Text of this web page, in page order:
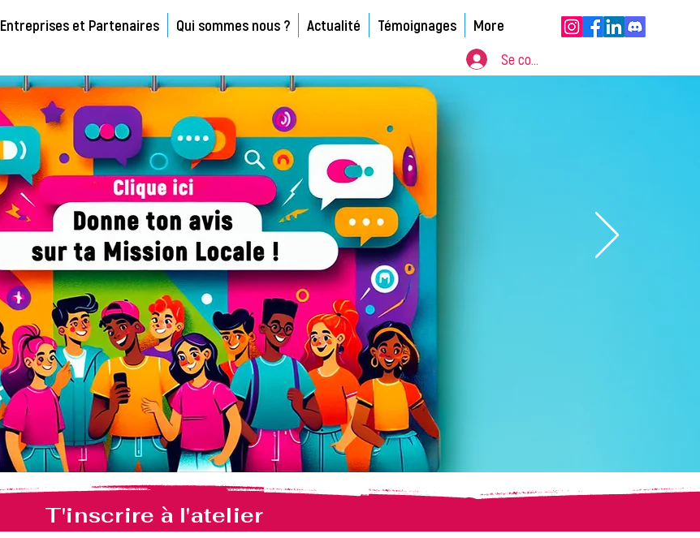
Entreprises et Partenaires Qui sommes nous ? Actualité Témoignages More
Se connecter
T'inscrire à l'atelier